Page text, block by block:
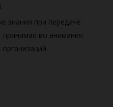
знания при передаче
принимая во внимания